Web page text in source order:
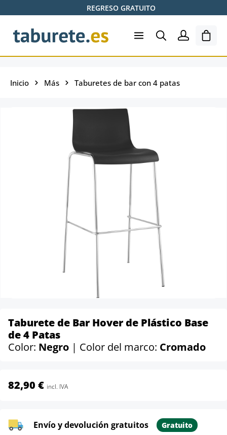
Saltar al contenido principalREGRESO GRATUITO
El
Inicio Más Taburetes de bar con 4 patas
Taburete de Bar Hover de Plástico Base
de 4 Patas
Color: Negro | Color del marco: Cromado
82,90 € incl. IVA
Envío y devolución gratuitos Gratuito